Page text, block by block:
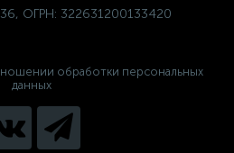
ОГРН: 322631200133420
обработки персональных
данных